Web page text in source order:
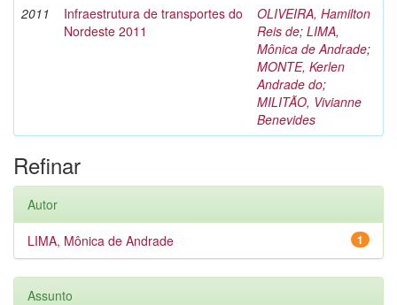
2011
Infraestrutura de transportes do
Nordeste 2011
OLIVEIRA, Hamilton
Reis de; LIMA,
Mônica de Andrade;
MONTE, Kerlen
Andrade do;
MILITÃO, Vivianne
Benevides
Refinar
Autor
1
LIMA, Mônica de Andrade
Assunto